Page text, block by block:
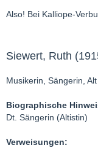
Also! Bei Kalliope-
Siewert, Ruth
Musikerin, Sängerin, Alt
Biographische
Dt. Sängerin (Altistin)
Verweisungen: